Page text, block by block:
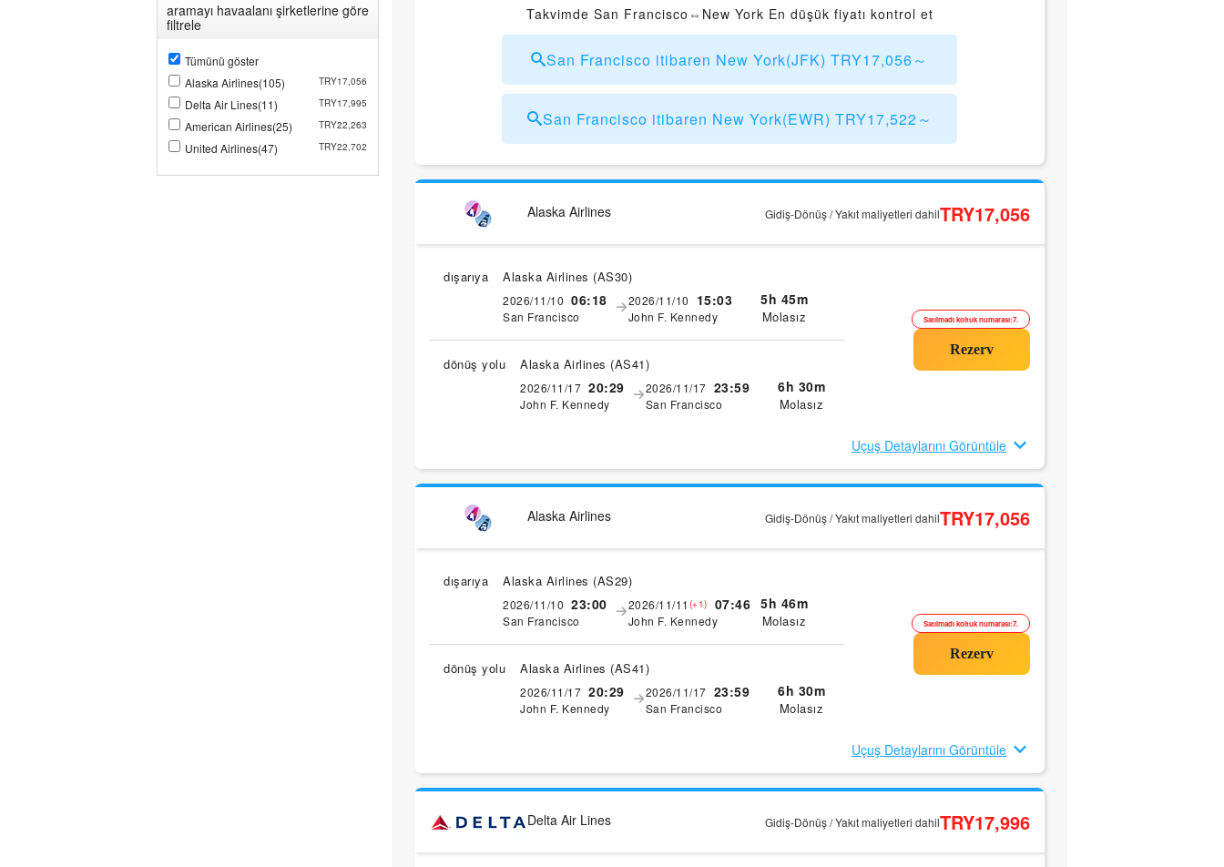
aramayı havaalanı şirketlerine göre
filtrele
Tümünü göster
Alaska Airlines(105)
TRY17,056
Delta Air Lines(11) TRY17,995
American Airlines(25) TRY22,263
United Airlines(47) TRY22,702
Takvimde San Francisco⇔New York En düşük fiyatı kontrol et
San Francisco itibaren New York(JFK) TRY17,056～
San Francisco itibaren New York(EWR) TRY17,522～
Alaska Airlines Gidiş-Dönüş / Yakıt maliyetleri dahilTRY17,056
dışarıya Alaska Airlines (AS30)
2026/11/10 06:18
San Francisco
2026/11/10 15:03
John F. Kennedy
5h 45m
Molasız
dönüş yolu Alaska Airlines (AS41)
2026/11/17 20:29
John F. Kennedy
2026/11/17 23:59
San Francisco
6h 30m
Molasız
Satılmadı koltuk numarası:7.
Uçuş Detaylarını Görüntüle
Alaska Airlines Gidiş-Dönüş / Yakıt maliyetleri dahilTRY17,056
dışarıya Alaska Airlines (AS29)
2026/11/10 23:00
San Francisco
2026/11/11 (+1) 07:46
John F. Kennedy
5h 46m
Molasız
dönüş yolu Alaska Airlines (AS41)
2026/11/17 20:29
John F. Kennedy
2026/11/17 23:59
San Francisco
6h 30m
Molasız
Satılmadı koltuk numarası:7.
Uçuş Detaylarını Görüntüle
Delta Air Lines Gidiş-Dönüş / Yakıt maliyetleri dahilTRY17,996